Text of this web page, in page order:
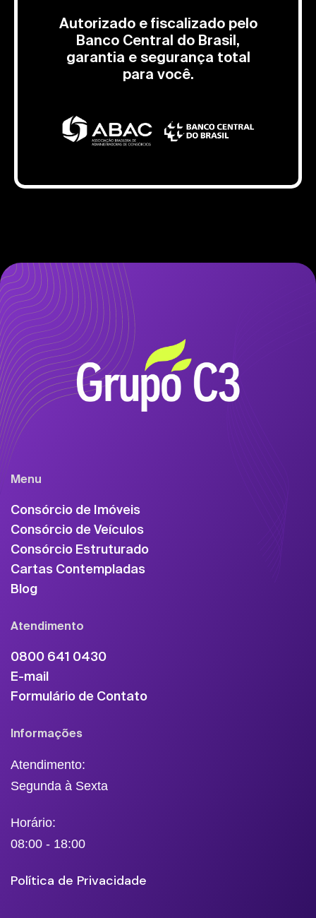
Autorizado e fiscalizado pelo
Banco Central do Brasil,
garantia e segurança total
para você.
Menu
Consórcio de Imóveis
Consórcio de Veículos
Consórcio Estruturado
Cartas Contempladas
Blog
Atendimento
0800 641 0430
E-mail
Formulário de Contato
Informações
Atendimento:
Segunda à Sexta
Horário:
08:00 - 18:00
Política de Privacidade